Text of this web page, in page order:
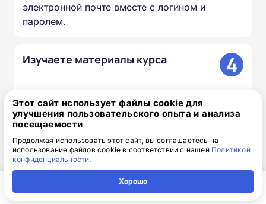
электронной почте вместе с логином и
паролем.
Изучаете материалы курса 4
презентации, сдаёте итоговый тест — в
удобное для вас время и темпе.
Мы вносим сведения в ФИС
5
Этот сайт использует файлы cookie для
улучшения пользовательского опыта и анализа
посещаемости
Продолжая использовать этот сайт, вы соглашаетесь на
использование файлов cookie в соответствии с нашей Политикой
конфиденциальности.
Хорошо